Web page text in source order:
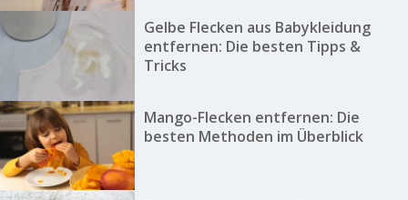
Gelbe Flecken aus Babykleidung
entfernen: Die besten Tipps &
Tricks
Mango-Flecken entfernen: Die
besten Methoden im Überblick